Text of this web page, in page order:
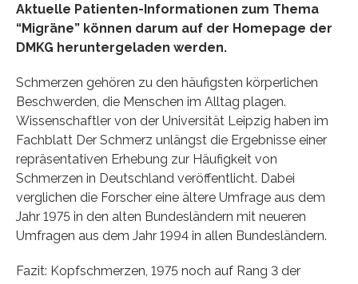
Aktuelle Patienten-Informationen zum Thema
“Migräne” können darum auf der Homepage der
DMKG heruntergeladen werden.
Schmerzen gehören zu den häufigsten körperlichen
Beschwerden, die Menschen im Alltag plagen.
Wissenschaftler von der Universität Leipzig haben im
Fachblatt Der Schmerz unlängst die Ergebnisse einer
repräsentativen Erhebung zur Häufigkeit von
Schmerzen in Deutschland veröffentlicht. Dabei
verglichen die Forscher eine ältere Umfrage aus dem
Jahr 1975 in den alten Bundesländern mit neueren
Umfragen aus dem Jahr 1994 in allen Bundesländern.
Fazit: Kopfschmerzen, 1975 noch auf Rang 3 der